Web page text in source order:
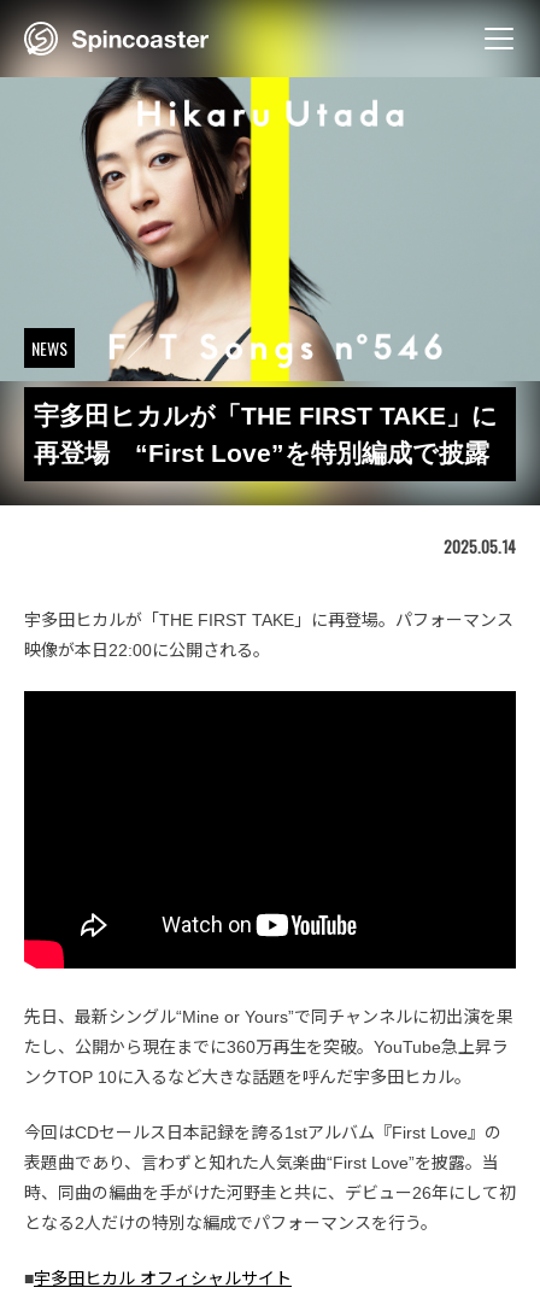
Skip
NEWS
宇多田ヒカルが「THE FIRST TAKE」に
再登場 “First Love”を特別編成で披露
2025.05.14
宇多田ヒカルが「THE FIRST TAKE」に再登場。パフォーマンス
映像が本日22:00に公開される。
先日、最新シングル“Mine or Yours”で同チャンネルに初出演を果
たし、公開から現在までに360万再生を突破。YouTube急上昇ラ
ンクTOP 10に入るなど大きな話題を呼んだ宇多田ヒカル。
今回はCDセールス日本記録を誇る1stアルバム『First Love』の
表題曲であり、言わずと知れた人気楽曲“First Love”を披露。当
時、同曲の編曲を手がけた河野圭と共に、デビュー26年にして初
となる2人だけの特別な編成でパフォーマンスを行う。
■宇多田ヒカル オフィシャルサイト